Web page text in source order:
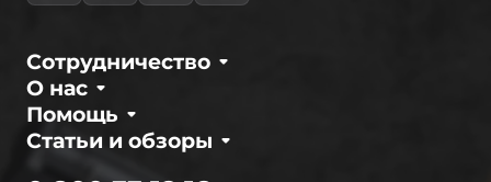
является наличие защитных плат у
аккумуляторов 18650. Они предупреждают
вероятность короткого замыкания, перезаряда
и переразряда, а также других неприятностей
О нас
Сотрудничество
Статьи и обзоры
Помощь